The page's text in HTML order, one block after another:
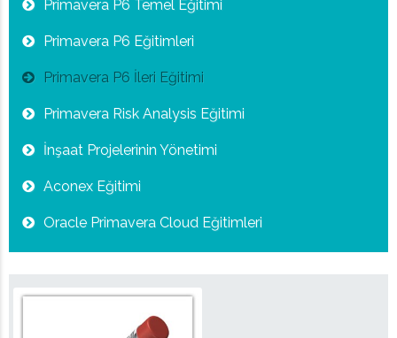
Primavera P6 Temel Eğitimi
Primavera P6 Eğitimleri
Primavera P6 İleri Eğitimi
Primavera Risk Analysis Eğitimi
İnşaat Projelerinin Yönetimi
Aconex Eğitimi
Oracle Primavera Cloud Eğitimleri